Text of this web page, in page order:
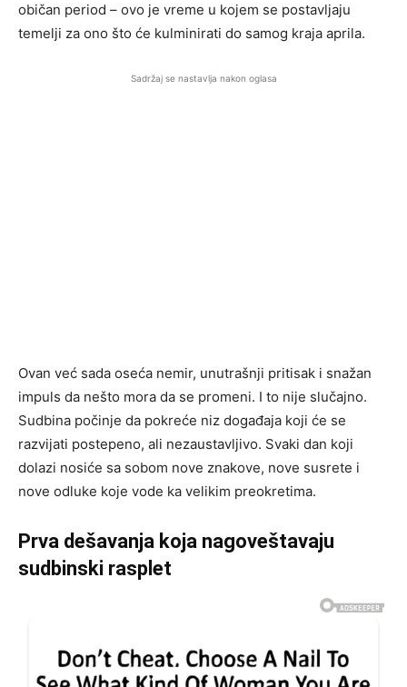
običan period – ovo je vreme u kojem se postavljaju
temelji za ono što će kulminirati do samog kraja aprila.
Sadržaj se nastavlja nakon oglasa
Ovan već sada oseća nemir, unutrašnji pritisak i snažan
impuls da nešto mora da se promeni. I to nije slučajno.
Sudbina počinje da pokreće niz događaja koji će se
razvijati postepeno, ali nezaustavljivo. Svaki dan koji
dolazi nosiće sa sobom nove znakove, nove susrete i
nove odluke koje vode ka velikim preokretima.
Prva dešavanja koja nagoveštavaju
sudbinski rasplet